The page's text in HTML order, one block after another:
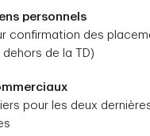
personnels
confirmation des
de la TD)
pour les deux